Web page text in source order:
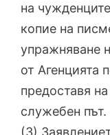
на
копие на
упражняване
от Агенцията
предоставя
служебен път.
(3)